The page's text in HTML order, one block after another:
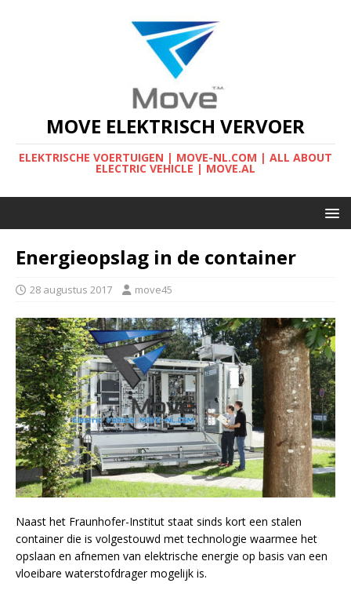
MOVE ELEKTRISCH VERVOER
ELEKTRISCHE VOERTUIGEN | MOVE-NL.COM | ALL ABOUT
ELECTRIC VEHICLE | MOVE.AL
Energieopslag in de container
28 augustus 2017 move45
Naast het Fraunhofer-Institut staat sinds kort een stalen
container die is volgestouwd met technologie waarmee het
opslaan en afnemen van elektrische energie op basis van een
vloeibare waterstofdrager mogelijk is.